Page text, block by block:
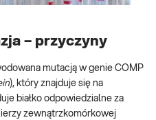
– przyczyny
mutacją w genie COMP
), który znajduje się na
białko odpowiedzialne za
zewnątrzkomórkowej